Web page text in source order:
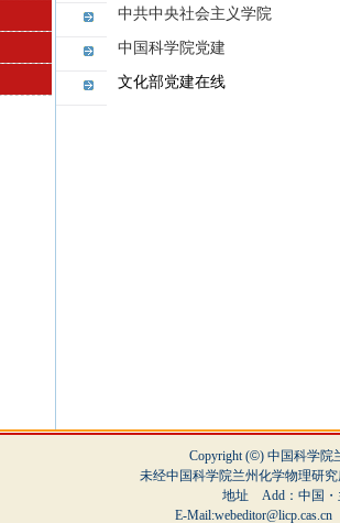
中共中央社会主义学院
中国科学院党建
文化部党建在线
Copyright (©) 中国科学
未经中国科学院兰州化学物理研
地址 Add：中国・
E-